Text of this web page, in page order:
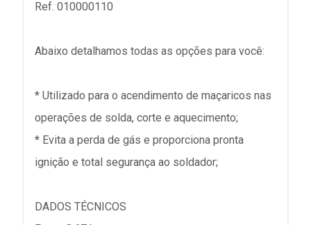
Ref. 010000110
Abaixo detalhamos todas as opções para você:
* Utilizado para o acendimento de maçaricos nas
operações de solda, corte e aquecimento;
* Evita a perda de gás e proporciona pronta
ignição e total segurança ao soldador;
DADOS TÉCNICOS